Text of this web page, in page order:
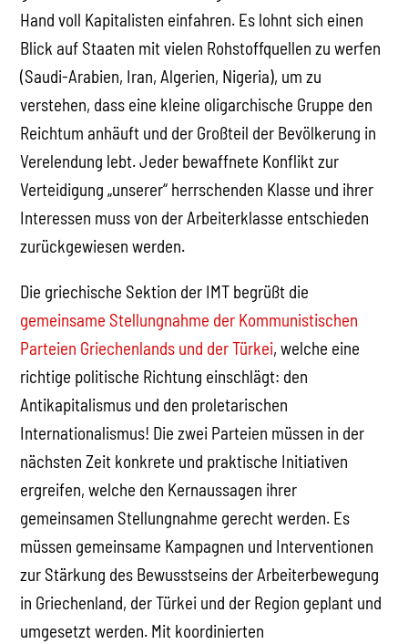
Hand voll Kapitalisten einfahren. Es lohnt sich einen
Blick auf Staaten mit vielen Rohstoffquellen zu werfen
(Saudi-Arabien, Iran, Algerien, Nigeria), um zu
verstehen, dass eine kleine oligarchische Gruppe den
Reichtum anhäuft und der Großteil der Bevölkerung in
Verelendung lebt. Jeder bewaffnete Konflikt zur
Verteidigung „unserer“ herrschenden Klasse und ihrer
Interessen muss von der Arbeiterklasse entschieden
zurückgewiesen werden.
Die griechische Sektion der IMT begrüßt die
gemeinsame Stellungnahme der Kommunistischen
Parteien Griechenlands und der Türkei, welche eine
richtige politische Richtung einschlägt: den
Antikapitalismus und den proletarischen
Internationalismus! Die zwei Parteien müssen in der
nächsten Zeit konkrete und praktische Initiativen
ergreifen, welche den Kernaussagen ihrer
gemeinsamen Stellungnahme gerecht werden. Es
müssen gemeinsame Kampagnen und Interventionen
zur Stärkung des Bewusstseins der Arbeiterbewegung
in Griechenland, der Türkei und der Region geplant und
umgesetzt werden. Mit koordinierten